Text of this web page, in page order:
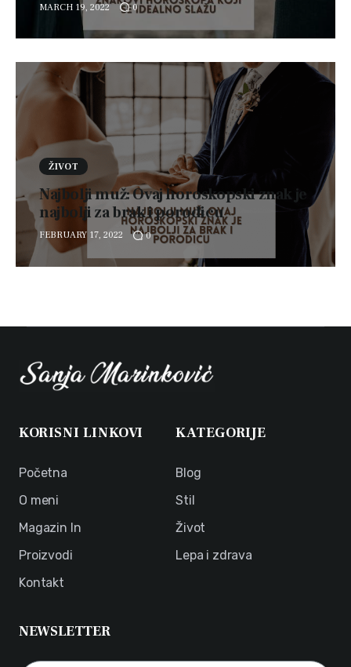
MARCH 19, 2022 0
ŽIVOT
Najbolji muž: Ovaj horoskopski znak je
najbolji za brak i porodicu
FEBRUARY 17, 2022 0
KORISNI LINKOVI
Početna
O meni
Magazin In
Proizvodi
Kontakt
KATEGORIJE
Blog
Stil
Život
Lepa i zdrava
NEWSLETTER